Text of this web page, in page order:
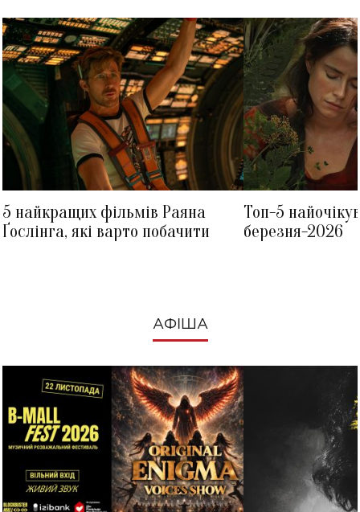
5 найкращих фільмів Раяна
Ґослінга, які варто побачити
Топ-5
березня-2026
АФІША